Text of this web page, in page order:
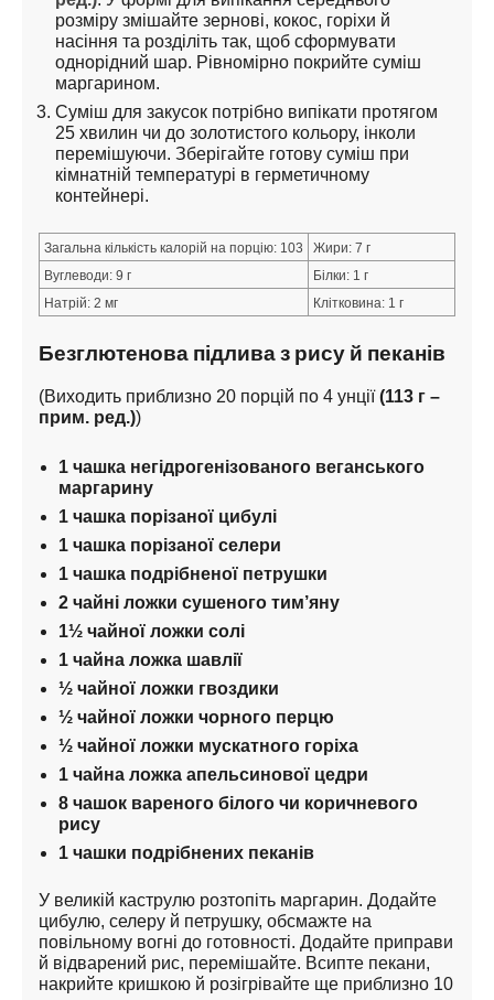
розміру змішайте зернові, кокос, горіхи й
насіння та розділіть так, щоб сформувати
однорідний шар. Рівномірно покрийте суміш
маргарином.
Суміш для закусок потрібно випікати протягом
25 хвилин чи до золотистого кольору, інколи
перемішуючи. Зберігайте готову суміш при
кімнатній температурі в герметичному
контейнері.
Загальна кількість калорій на порцію: 103
Жири: 7 г
Вуглеводи: 9 г
Білки: 1 г
Натрій: 2 мг
Клітковина: 1 г
Безглютенова підлива з рису й пеканів
(Виходить приблизно 20 порцій по 4 унції (113 г –
прим. ред.))
1 чашка негідрогенізованого веганського
маргарину
1 чашка порізаної цибулі
1 чашка порізаної селери
1 чашка подрібненої петрушки
2 чайні ложки сушеного тим’яну
1½ чайної ложки солі
1 чайна ложка шавлії
½ чайної ложки гвоздики
½ чайної ложки чорного перцю
½ чайної ложки мускатного горіха
1 чайна ложка апельсинової цедри
8 чашок вареного білого чи коричневого
рису
1 чашки подрібнених пеканів
У великій каструлю розтопіть маргарин. Додайте
цибулю, селеру й петрушку, обсмажте на
повільному вогні до готовності. Додайте приправи
й відварений рис, перемішайте. Всипте пекани,
накрийте кришкою й розігрівайте ще приблизно 10